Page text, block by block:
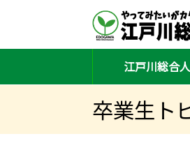
江戸川総合
卒業生ト